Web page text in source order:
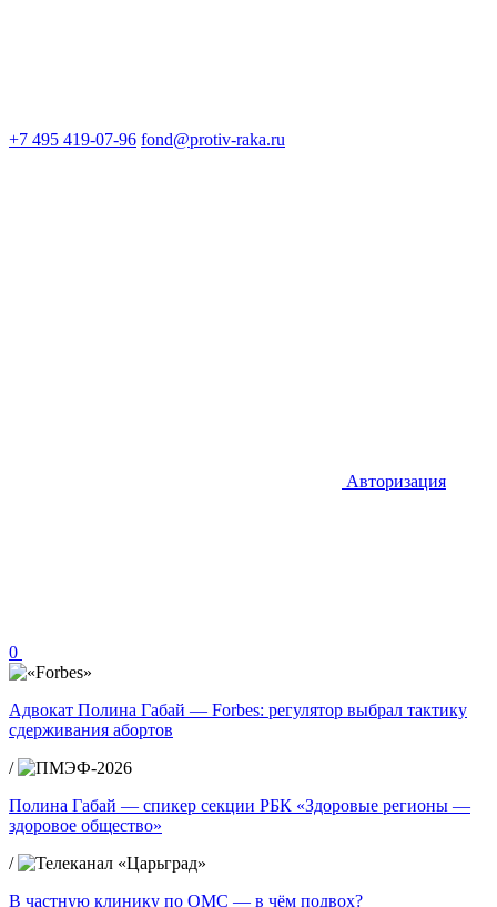
+7 495 419-07-96 fond@protiv-raka.ru
Авторизация
0
Адвокат Полина Габай — Forbes: регулятор выбрал тактику
сдерживания абортов
/
Полина Габай — спикер секции РБК «Здоровые регионы —
здоровое общество»
/
В частную клинику по ОМС — в чём подвох?